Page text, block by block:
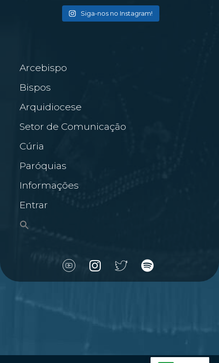
Siga-nos no Instagram!
Arcebispo
Bispos
Arquidiocese
Setor de Comunicação
Cúria
Paróquias
Informações
Entrar